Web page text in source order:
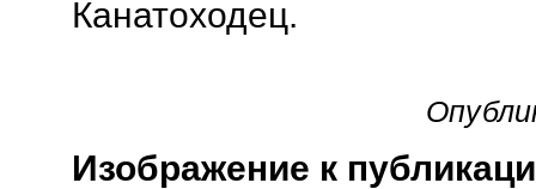
Канатоходец.
Изображение к